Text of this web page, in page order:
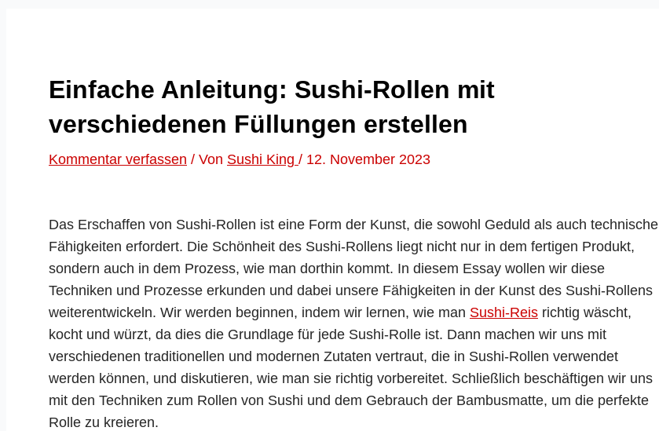
Einfache Anleitung: Sushi-Rollen mit
verschiedenen Füllungen erstellen
Kommentar verfassen / Von Sushi King / 12. November 2023
Das Erschaffen von Sushi-Rollen ist eine Form der Kunst, die sowohl Geduld als auch technische
Fähigkeiten erfordert. Die Schönheit des Sushi-Rollens liegt nicht nur in dem fertigen Produkt,
sondern auch in dem Prozess, wie man dorthin kommt. In diesem Essay wollen wir diese
Techniken und Prozesse erkunden und dabei unsere Fähigkeiten in der Kunst des Sushi-Rollens
weiterentwickeln. Wir werden beginnen, indem wir lernen, wie man Sushi-Reis richtig wäscht,
kocht und würzt, da dies die Grundlage für jede Sushi-Rolle ist. Dann machen wir uns mit
verschiedenen traditionellen und modernen Zutaten vertraut, die in Sushi-Rollen verwendet
werden können, und diskutieren, wie man sie richtig vorbereitet. Schließlich beschäftigen wir uns
mit den Techniken zum Rollen von Sushi und dem Gebrauch der Bambusmatte, um die perfekte
Rolle zu kreieren.